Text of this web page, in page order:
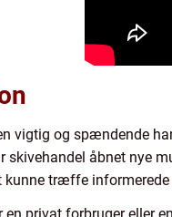
vigtig og spændende
skivehandel åbnet nye
kunne træffe